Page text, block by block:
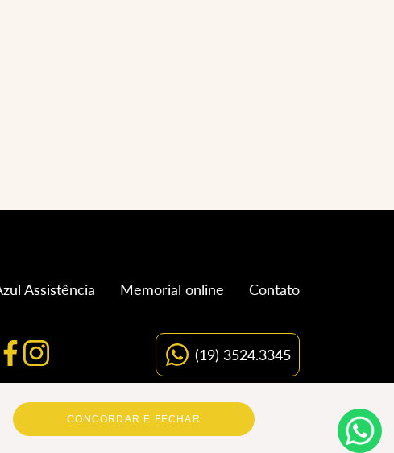
Assistência Memorial online Contato
(19) 3524.3345
CONCORDAR E FECHAR